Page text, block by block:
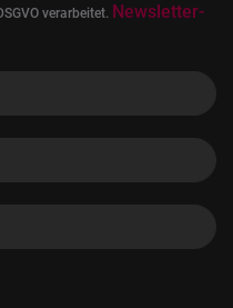
verarbeitet. Newsletter-